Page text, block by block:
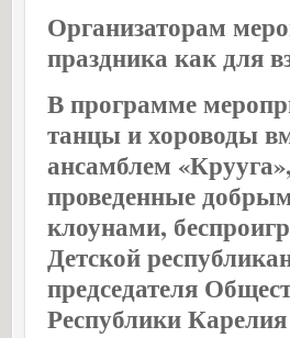
Организаторам
праздника как для
В программе
танцы и хороводы
ансамблем
проведенные
клоунами,
Детской
председателя
Республики